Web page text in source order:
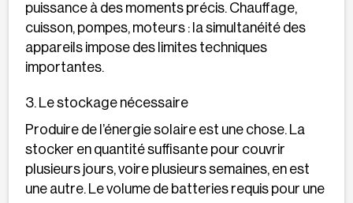
puissance à des moments précis. Chauffage,
cuisson, pompes, moteurs : la simultanéité des
appareils impose des limites techniques
importantes.
3. Le stockage nécessaire
Produire de l’énergie solaire est une chose. La
stocker en quantité suffisante pour couvrir
plusieurs jours, voire plusieurs semaines, en est
une autre. Le volume de batteries requis pour une